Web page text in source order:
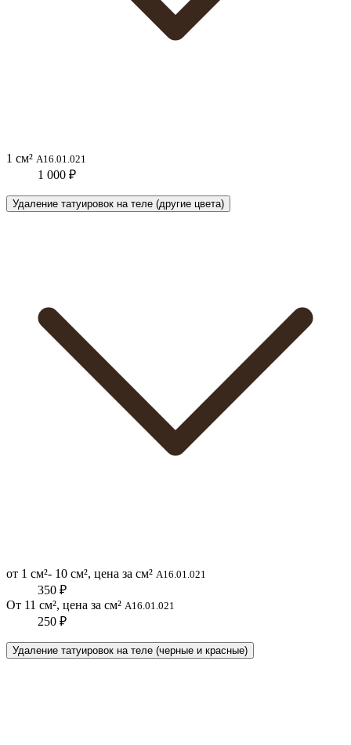
1 см² A16.01.021
1 000 ₽
Удаление татуировок на теле (другие цвета)
от 1 см²- 10 см², цена за см² A16.01.021
350 ₽
От 11 см², цена за см² A16.01.021
250 ₽
Удаление татуировок на теле (черные и красные)